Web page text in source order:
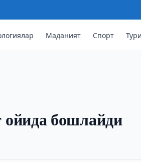
Маданият Спорт
бошлайди